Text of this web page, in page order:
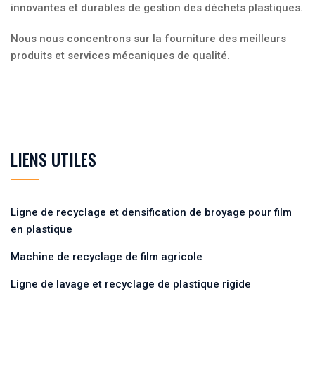
innovantes et durables de gestion des déchets plastiques.
Nous nous concentrons sur la fourniture des meilleurs
produits et services mécaniques de qualité.
LIENS UTILES
Ligne de recyclage et densification de broyage pour film
en plastique
Machine de recyclage de film agricole
Ligne de lavage et recyclage de plastique rigide